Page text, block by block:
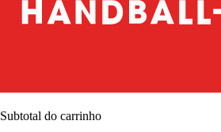
Subtotal do carrinho